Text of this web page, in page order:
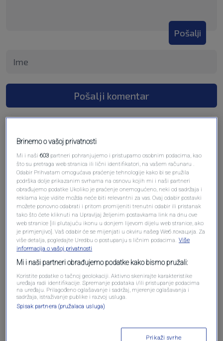
Pošalji
Pošalji komentar
Oglas
Oglas
Brinemo o vašoj privatnosti
Mi i naši603 partneri pohranjujemo i pristupamo osobnim podacima, kao
što su pretraga web stranica ili lični identifikatori, na vašem računaru .
Odabir Prihvatam omogućava praćenje tehnologije kako bi se pružila
podrška dolje prikazanim svrhama na osnovu kojih mi i naši partneri
obrađujemo podatke Ukoliko je praćenje onemogućeno, neki od sadržaja i
reklama koje vidite možda neće biti relevantni za vas. Ovaj odabir postavki
možete ponovno odabrati i pritom promijeniti trenutni odabir ili pristanak
tako što ćete kliknuti na Upravljaj željenim postavkama link na dnu ove
web stranice [ili plutajuću ikonu u donjem lijevom dijelu web stranice, ako
je primjenjivo]. Vaš odabir će se mijenjati u okviru našeg Wеб локација. Za
više detalja, pogledajte Uredbu o postupanju s ličnim podacima. Više
informacija o vašoj privatnosti
Mi i naši partneri obrađujemo podatke kako bismo pružali:
Koristite podatke o tačnoj geolokaciji. Aktivno skenirajte karakteristike
uređaja radi identifikacije. Spremanje podataka i/ili pristupanje podacima
na uređaju. Prilagođeno oglašavanje i sadržaj, mjerenje oglašavanja i
sadržaja, istraživanje publike i razvoj usluga.
Spisak partnera (pružalaca usluga)
Prikaži svrhe